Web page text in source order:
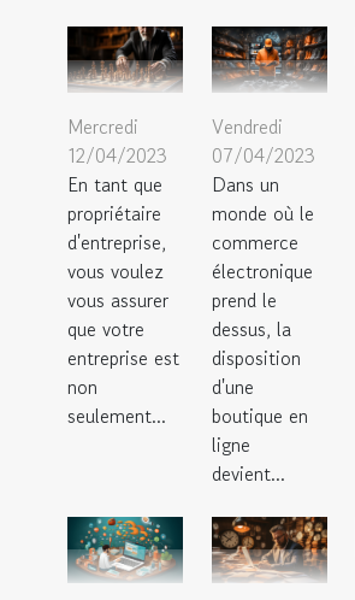
Mercredi
12/04/2023
En tant que
propriétaire
d'entreprise,
vous voulez
vous assurer
que votre
entreprise est
non
seulement...
Vendredi
07/04/2023
Dans un
monde où le
commerce
électronique
prend le
dessus, la
disposition
d'une
boutique en
ligne
devient...